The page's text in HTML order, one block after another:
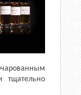
тщательно